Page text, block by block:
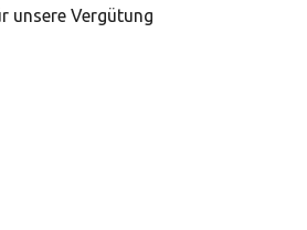
unsere Vergütung